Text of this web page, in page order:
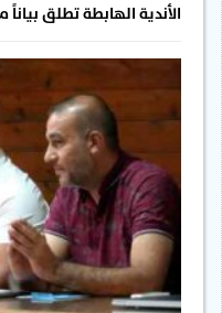
الأندية الهابطة تطلق بياناً